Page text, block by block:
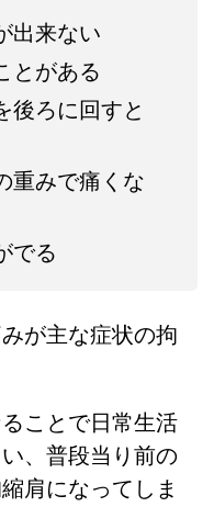
出来ない
とがある
後ろに回すと
重みで痛くな
でる
が主な症状の拘
ことで日常生活
、普段当り前の
肩になってしま